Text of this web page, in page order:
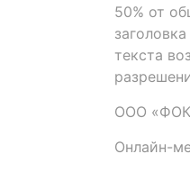
50% от
текста
ООО
Онлайн-